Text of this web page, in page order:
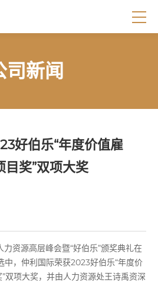
司新闻
好伯乐“年度价值雇
目奖”双项大奖
资源高层峰会暨“好伯乐”颁奖典礼在
中，仲利国际荣获2023好伯乐“年度价
双项大奖，并由人力资源处王诗禹资深